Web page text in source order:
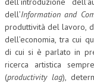
dell’Information and
produttività del lavoro,
dell’economia, tra cui
di cui si è parlato in
ricerca artistica
(productivity lag),